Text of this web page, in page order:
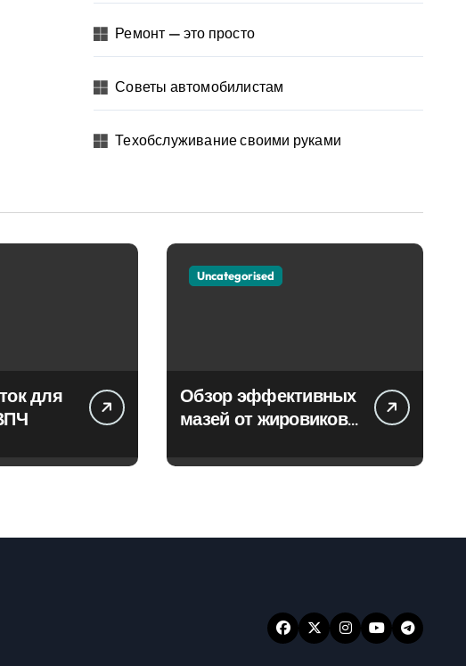
Ремонт — это просто
Советы автомобилистам
Техобслуживание своими руками
для
Uncategorised
Обзор эффективных
мазей от жировиков
эффектом